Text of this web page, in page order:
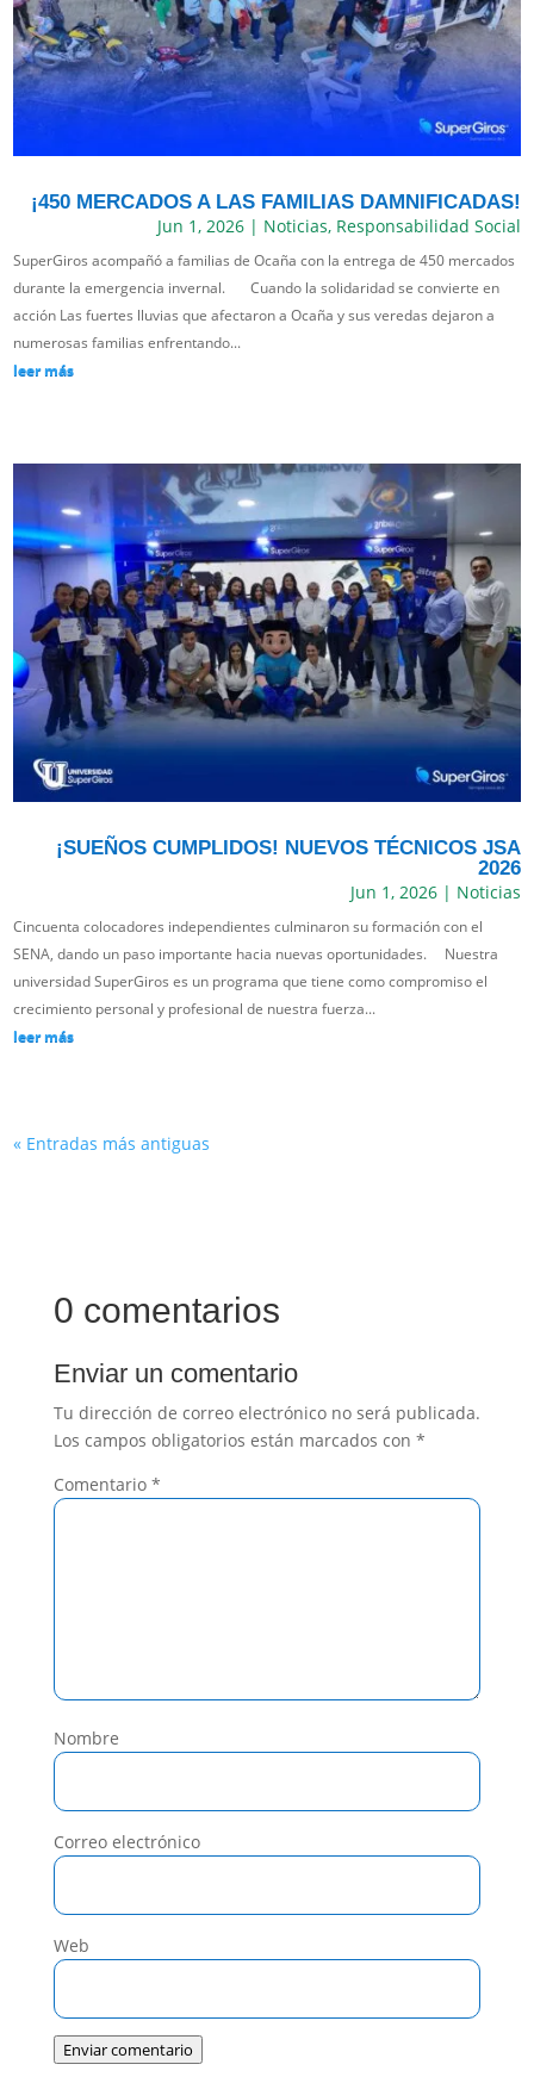
¡450 MERCADOS A LAS FAMILIAS DAMNIFICADAS!
Jun 1, 2026| Noticias, Responsabilidad Social
SuperGiros acompañó a familias de Ocaña con la entrega de 450 mercados
durante la emergencia invernal. Cuando la solidaridad se convierte en
acción Las fuertes lluvias que afectaron a Ocaña y sus veredas dejaron a
numerosas familias enfrentando...
leer más
¡SUEÑOS CUMPLIDOS! NUEVOS TÉCNICOS JSA
2026
Jun 1, 2026| Noticias
Cincuenta colocadores independientes culminaron su formación con el
SENA, dando un paso importante hacia nuevas oportunidades. Nuestra
universidad SuperGiros es un programa que tiene como compromiso el
crecimiento personal y profesional de nuestra fuerza...
leer más
« Entradas más antiguas
0 comentarios
Enviar un comentario
Tu dirección de correo electrónico no será publicada.
Los campos obligatorios están marcados con *
Comentario *
Nombre
Correo electrónico
Web
Enviar comentario